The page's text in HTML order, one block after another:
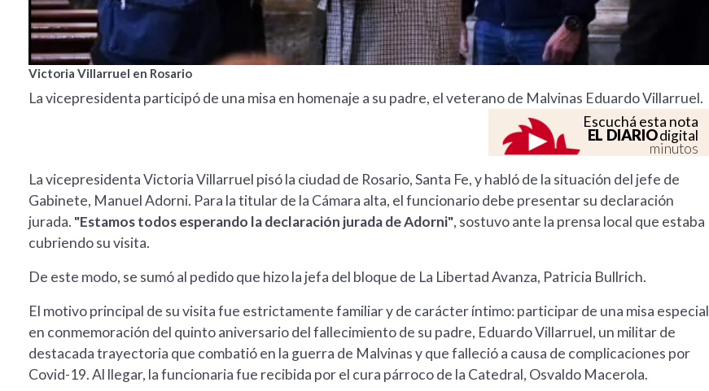
Victoria Villarruel en Rosario
La vicepresidenta participó de una misa en homenaje a su padre, el veterano de Malvinas Eduardo Villarruel.
Escuchá esta nota
EL DIARIOdigital
minutos
La vicepresidenta Victoria Villarruel pisó la ciudad de Rosario, Santa Fe, y habló de la situación del jefe de
Gabinete, Manuel Adorni. Para la titular de la Cámara alta, el funcionario debe presentar su declaración
jurada. "Estamos todos esperando la declaración jurada de Adorni", sostuvo ante la prensa local que estaba
cubriendo su visita.
De este modo, se sumó al pedido que hizo la jefa del bloque de La Libertad Avanza, Patricia Bullrich.
El motivo principal de su visita fue estrictamente familiar y de carácter íntimo: participar de una misa especial
en conmemoración del quinto aniversario del fallecimiento de su padre, Eduardo Villarruel, un militar de
destacada trayectoria que combatió en la guerra de Malvinas y que falleció a causa de complicaciones por
Covid-19. Al llegar, la funcionaria fue recibida por el cura párroco de la Catedral, Osvaldo Macerola.